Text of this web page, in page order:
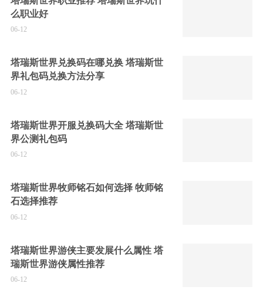
么职业好
06-12
塔瑞斯世界兑换码在哪兑换 塔瑞斯世
界礼包码兑换方法分享
06-12
塔瑞斯世界开服兑换码大全 塔瑞斯世
界公测礼包码
06-12
塔瑞斯世界牧师铭石如何选择 牧师铭
石选择推荐
06-12
塔瑞斯世界游侠主要发展什么属性 塔
瑞斯世界游侠属性推荐
06-12